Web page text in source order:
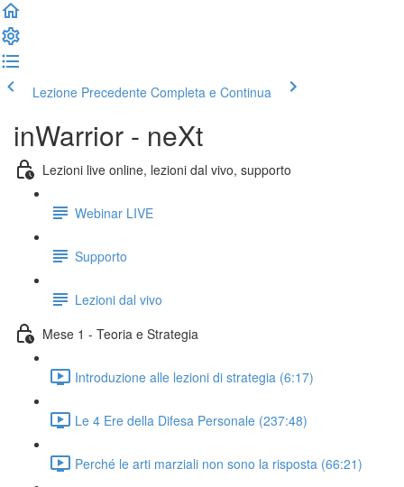
Lezione Precedente Completa e Continua
inWarrior - neXt
Lezioni live online, lezioni dal vivo, supporto
Webinar LIVE
Supporto
Lezioni dal vivo
Mese 1 - Teoria e Strategia
Introduzione alle lezioni di strategia (6:17)
Le 4 Ere della Difesa Personale (237:48)
Perché le arti marziali non sono la risposta (66:21)